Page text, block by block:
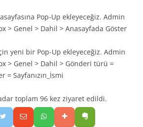
Pop-Up ekleyeceğiz. Admin
> Genel > Dahil > Anasayfada Göster
yeni bir Pop-Up ekleyeceğiz. Admin
> Genel > Dahil > Gönderi türü =
= Sayfanızın_İsmi
toplam 96 kez ziyaret edildi.